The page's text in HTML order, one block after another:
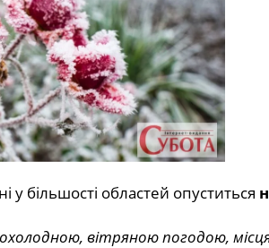
більшості областей опуститься
вітряною погодою,